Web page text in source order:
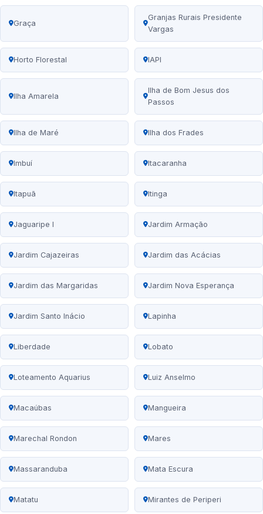
Graça
Granjas Rurais Presidente
Vargas
Horto Florestal IAPI
Ilha Amarela
Ilha de Bom Jesus dos
Passos
Ilha de Maré Ilha dos Frades
Imbuí Itacaranha
Itapuã Itinga
Jaguaripe I Jardim Armação
Jardim Cajazeiras Jardim das Acácias
Jardim das Margaridas Jardim Nova Esperança
Jardim Santo Inácio Lapinha
Liberdade Lobato
Loteamento Aquarius Luiz Anselmo
Macaúbas Mangueira
Marechal Rondon Mares
Massaranduba Mata Escura
Matatu Mirantes de Periperi